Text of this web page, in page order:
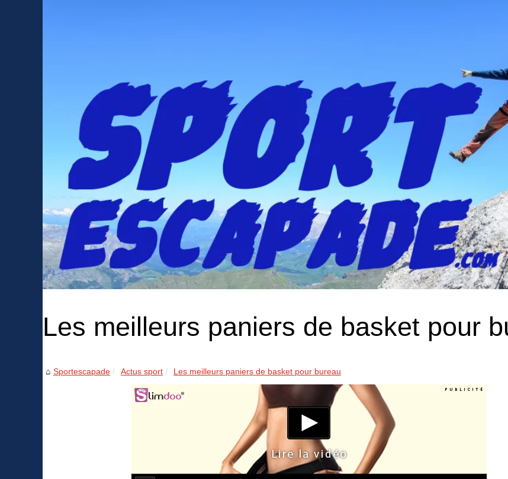
Les meilleurs paniers de basket pour
Sportescapade Actus sport Les meilleurs paniers de basket pour bureau